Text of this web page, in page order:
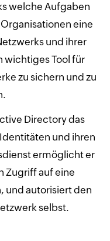
welche Aufgaben
eine
und ihrer
wichtiges Tool für
zu sichern und zu
Directory das
und ihren
ermöglicht er
Zugriff auf eine
und autorisiert den
selbst.